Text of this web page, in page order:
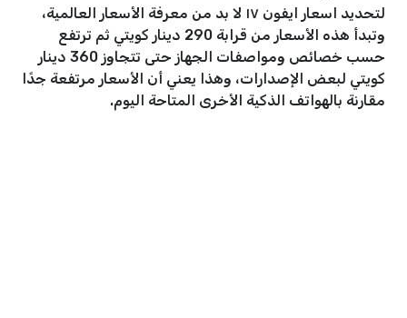
لتحديد اسعار ايفون ١٧ لا بد من معرفة الأسعار العالمية،
وتبدأ هذه الأسعار من قرابة 290 دينار كويتي ثم ترتفع
حسب خصائص ومواصفات الجهاز حتى تتجاوز 360 دينار
كويتي لبعض الإصدارات، وهذا يعني أن الأسعار مرتفعة جدًا
مقارنة بالهواتف الذكية الأخرى المتاحة اليوم.